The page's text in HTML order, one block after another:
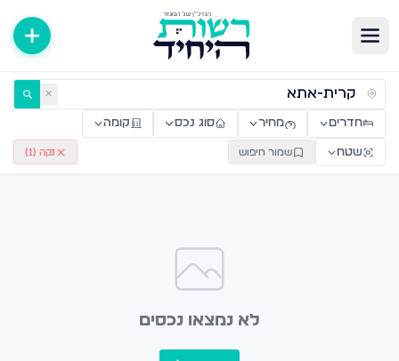
דירות למכירה ולהשכרה — רשות היחיד ✕
חדרים מחיר סוג נכס קומה
שטח שמור חיפוש נקה ( 1
)
לא נמצאו נכסים